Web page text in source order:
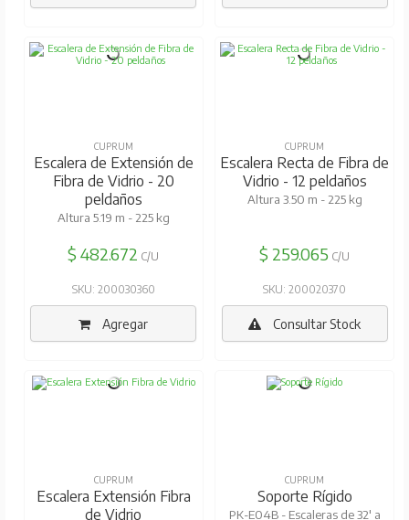
CUPRUM
Escalera de Extensión de
Fibra de Vidrio - 20
peldaños
Altura 5.19 m - 225 kg
$ 482.672 C/U
SKU: 200030360
Agregar
CUPRUM
Escalera Recta de Fibra de
Vidrio - 12 peldaños
Altura 3.50 m - 225 kg
$ 259.065 C/U
SKU: 200020370
Consultar Stock
CUPRUM
Escalera Extensión Fibra
de Vidrio
CUPRUM
Soporte Rígido
PK-E04B - Escaleras de 32' a